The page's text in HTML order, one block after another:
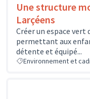
Une structure
Larçéens
Créer un espace
permettant aux
détente et équipé...
Environnement et